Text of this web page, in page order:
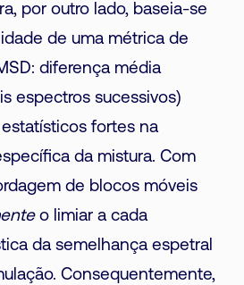
por outro lado, baseia-se
de uma métrica de
diferença média
espectros sucessivos)
fortes na
da mistura. Com
de blocos móveis
o limiar a cada
da semelhança espetral
Consequentemente,